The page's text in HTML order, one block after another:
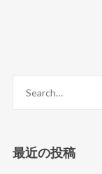
最近の投稿